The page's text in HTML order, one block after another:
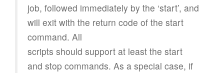
job, followed immediately by the ‘start’, and
will exit with the return code of the start
command. All
scripts should support at least the start
and stop commands. As a special case, if